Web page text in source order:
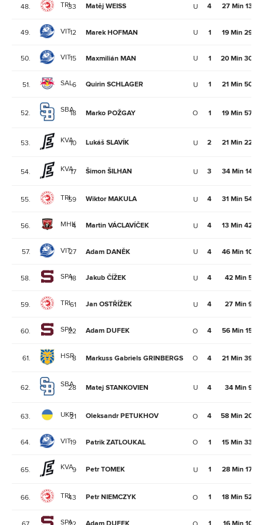
48. TRI33 Matěj WEISS U 4 27 Min
49. VIT12 Marek HOFMAN U 1 19 Min
50. VIT15 Maxmilián MAN U 1 20 Min
51. SAL6 Quirin SCHLAGER U 1 21 Min
52. SBA18 Marko POŽGAY O 1 19 Min
53. KVA10 Lukáš SLAVÍK U 2 21 Min
54. KVA17 Šimon ŠILHAN U 3 34 Min
55. TRI59 Wiktor MAKULA U 4 31 Min
56. MHK
4 Martin VÁCLAVÍČEK U 4 13 Min
57. VIT27 Adam DANĚK U 4 46 Min
58. SPA18 Jakub ČÍŽEK U 4 42 Min
59. TRI61 Jan OSTŘÍŽEK U 4 27 Min
60. SPA22 Adam DUFEK O 4 56 Min
61. HSR8 Markuss Gabriels GRINBERGS O 4 21 Min
62. SBA
28 Matej STANKOVIEN U 4 34 Min
63. UKR21 Oleksandr PETUKHOV O 4 58 Min
64. VIT19 Patrik ZATLOUKAL O 1 15 Min
65. KVA9 Petr TOMEK U 1 28 Min
66. TRI43 Petr NIEMCZYK O 1 18 Min
SPA